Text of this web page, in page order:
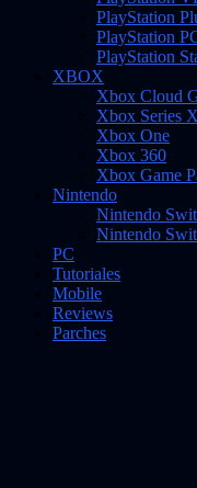
PlayStation
PlayStation
PlayStation
XBOX
Xbox Cloud
Xbox Series
Xbox One
Xbox 360
Xbox Game
Nintendo
Nintendo
Nintendo
PC
Tutoriales
Mobile
Reviews
Parches